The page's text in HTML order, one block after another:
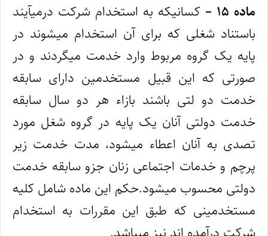
ماده ۱۵ –
کسانیکه به استخدام شرکت درمیآیند
باستناد شغلی که برای آن استخدام میشوند در
پایه یک گروه مربوط وارد خدمت میگردند و در
صورتی که این قبیل مستخدمین دارای سابقه
خدمت دو لتی باشند بازاء هر دو سال سابقه
خدمت دولتی آنان یک پایه در گروه شغل مورد
تصدی به آنان اعطاء میشود، مدت خدمت زیر
پرچم و خدمات اجتماعی زنان جزو سابقه خدمت
دولتی محسوب میشود.حکم این ماده شامل کلیه
مستخدمینی که طبق این مقررات به استخدام